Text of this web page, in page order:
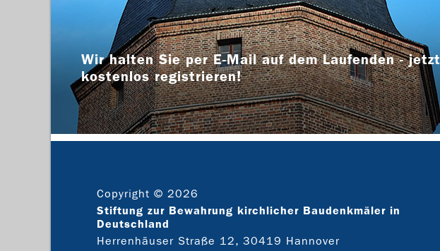
Wir halten Sie per E-Mail auf dem Laufenden - jetzt
kostenlos registrieren!
Copyright © 2026
Stiftung zur Bewahrung kirchlicher Baudenkmäler in
Deutschland
Herrenhäuser Straße 12, 30419 Hannover